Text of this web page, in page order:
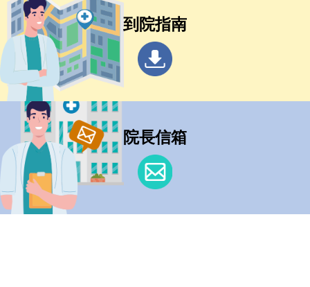
到院指南
院長信箱